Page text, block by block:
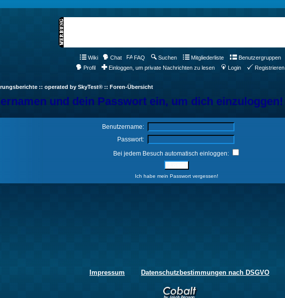
Wiki Chat FAQ Suchen Mitgliederliste
Benutzergruppen
Profil
Einloggen, um private Nachrichten zu lesen Login Registrieren
:: operated by SkyTest® :: Foren-Übersicht
und dein Passwort ein, um dich einzuloggen!
Benutzername:
Passwort:
Bei jedem Besuch automatisch einloggen:
Ich habe mein Passwort vergessen!
Impressum Datenschutzbestimmungen nach DSGVO